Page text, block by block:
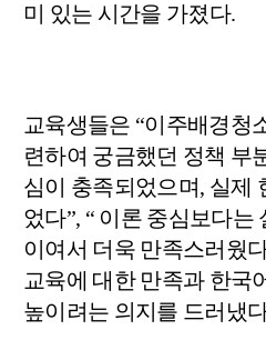
미 있는 시간을 가졌다.
교육생들은 “이주배경청
련하여 궁금했던 정책 부
심이 충족되었으며, 실제
었다”, “ 이론 중심보다는
이여서 더욱 만족스러웠
교육에 대한 만족과 한국
높이려는 의지를 드러냈